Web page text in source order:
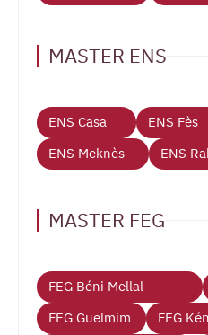
MASTER ENS
ENS Casa ENS Fès
ENS Meknès
ENS
MASTER FEG
FEG Béni Mellal
FEG Guelmim
FEG